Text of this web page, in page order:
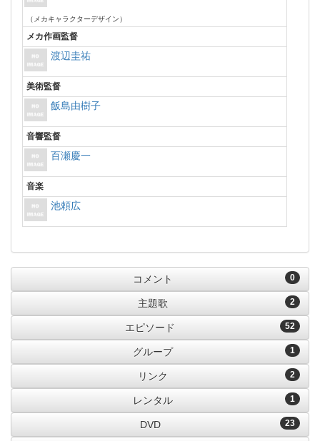
（メカキャラクターデザイン）
メカ作画監督
渡辺圭祐
美術監督
飯島由樹子
音響監督
百瀬慶一
音楽
池頼広
0
コメント
2
主題歌
52
エピソード
1
グループ
2
リンク
1
レンタル
23
DVD